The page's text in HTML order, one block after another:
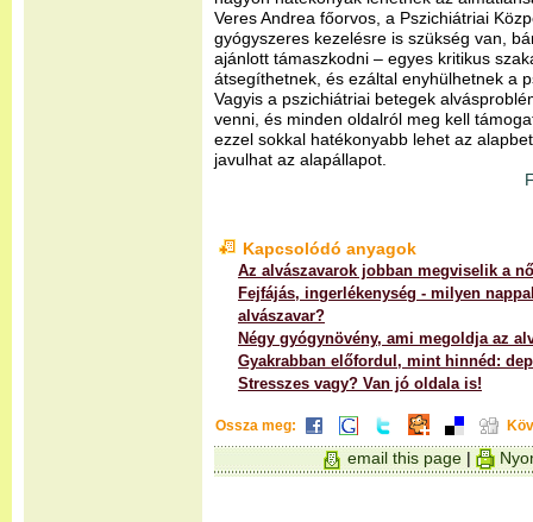
Veres Andrea főorvos, a Pszichiátriai
gyógyszeres kezelésre is szükség van,
ajánlott támaszkodni – egyes kritikus
átsegíthetnek, és ezáltal enyhülhetnek a
Vagyis a pszichiátriai betegek
venni, és minden oldalról meg kell
ezzel sokkal hatékonyabb lehet az
javulhat az alapállapot.
Kapcsolódó anyagok
Az alvászavarok jobban megviselik a
Fejfájás, ingerlékenység - milyen
alvászavar?
Négy gyógynövény, ami megoldja az
Gyakrabban előfordul, mint hinnéd:
Stresszes vagy? Van jó oldala is!
Ossza meg:
email this page|